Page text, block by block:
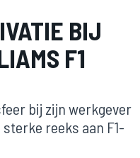
BIJ
F1
bij zijn werkgever
reeks aan F1-